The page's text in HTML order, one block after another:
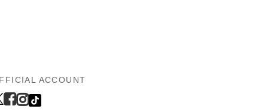
ACCOUNT